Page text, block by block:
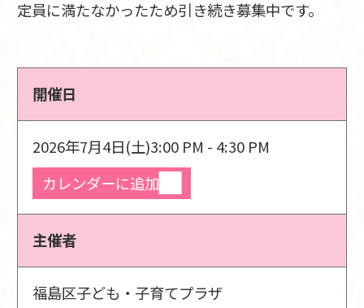
定員に満たなかったため引き続き募集中です。
開催日
2026年7月4日(土)3:00 PM - 4:30 PM
カレンダーに追加
主催者
福島区子ども・子育てプラザ